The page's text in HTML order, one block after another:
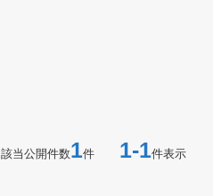
該当公開件数1件 1-1件表示